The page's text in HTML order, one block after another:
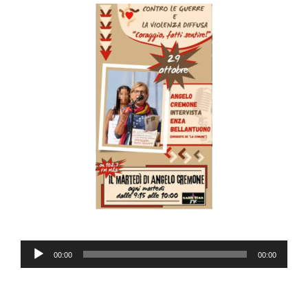
Audio
Player
00:00 00:00